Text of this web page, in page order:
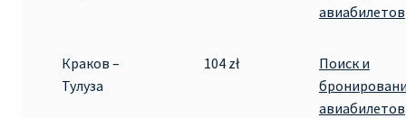
авиабилетов
Краков –
Тулуза
104 zł
Поиск и
авиабилетов